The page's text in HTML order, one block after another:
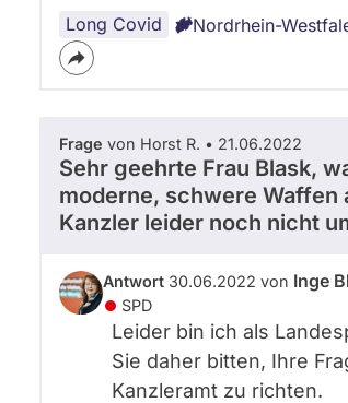
Long Covid Nordrhein-
Frage von Horst R. • 21.06.2022
Sehr geehrte Frau Blask,
moderne, schwere Waffen
Kanzler leider noch nicht
Antwort 30.06.2022 von Inge
SPD
Leider bin ich als
Sie daher bitten, Ihre
Kanzleramt zu richten.